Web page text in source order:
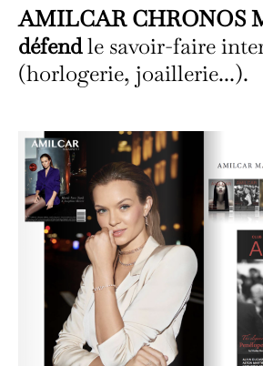
AMILCAR CHRONOS
défendle savoir-faire
(horlogerie, joaillerie...).